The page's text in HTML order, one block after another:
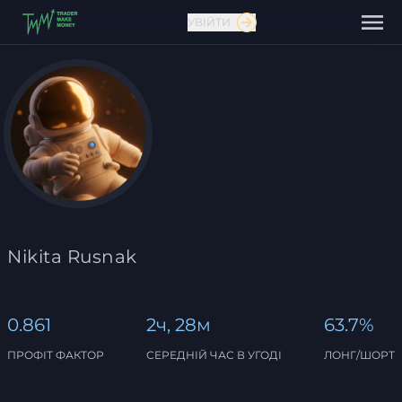
УВІЙТИ
Nikita Rusnak
0.861
ПРОФІТ ФАКТОР
2ч, 28м
СЕРЕДНІЙ ЧАС В УГОДІ
63.7%
ЛОНГ/ШОРТ